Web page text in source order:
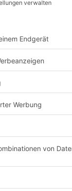
Nutzen